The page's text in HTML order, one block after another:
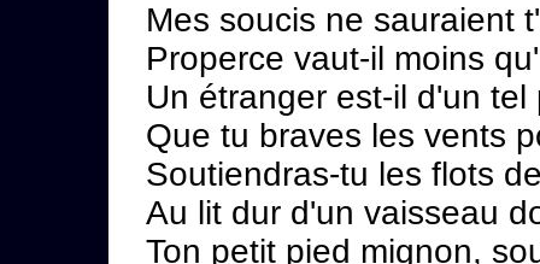
Mes soucis ne sauraient
Properce vaut-il moins
Un étranger est-il d'un tel
Que tu braves les vents
Soutiendras-tu les flots
Au lit dur d'un vaisseau
Ton petit pied mignon,